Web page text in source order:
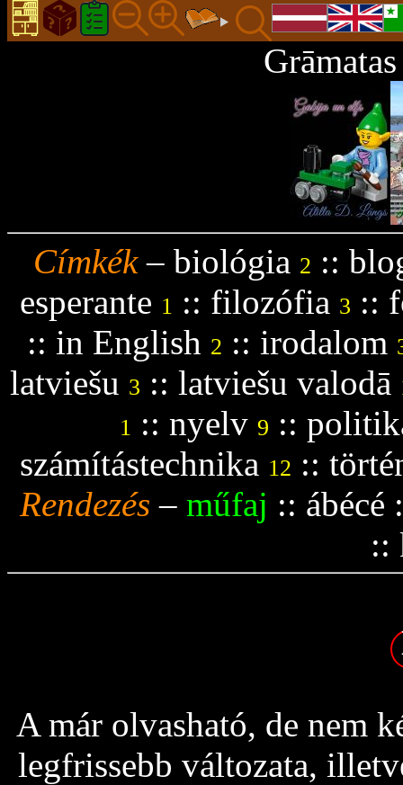
Címkék– biológia 2 ::
esperante 1 :: filozófia 3 ::
:: in English 2 :: irodalom
latviešu 3 :: latviešu valodā
1 :: nyelv 9 ::
számítástechnika 12 ::
Rendezés – műfaj :: ábécé
::
A már olvasható, de nem
legfrissebb változata,